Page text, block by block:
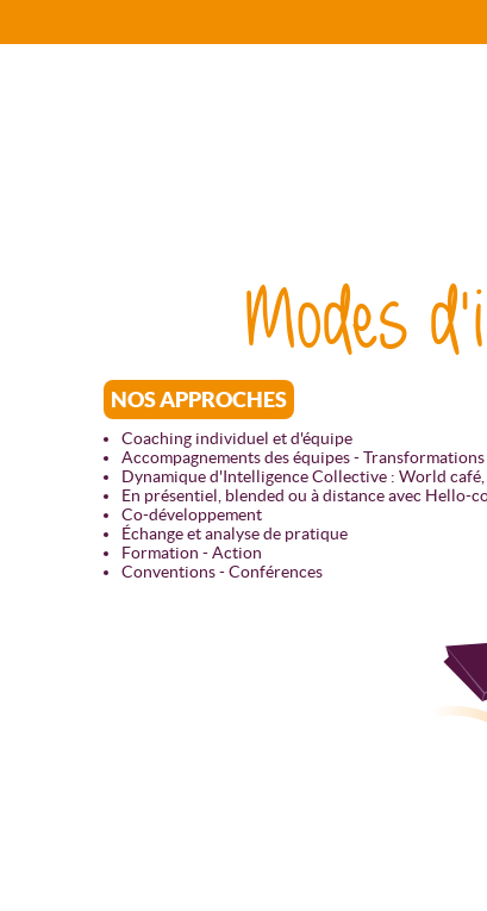
Modes
NOS APPROCHES
Coaching individuel et d'équipe
Accompagnements des équipes -
Dynamique d'Intelligence Collective : World
En présentiel, blended ou à distance avec Hello-
Co-développement
Échange et analyse de pratique
Formation - Action
Conventions - Conférences